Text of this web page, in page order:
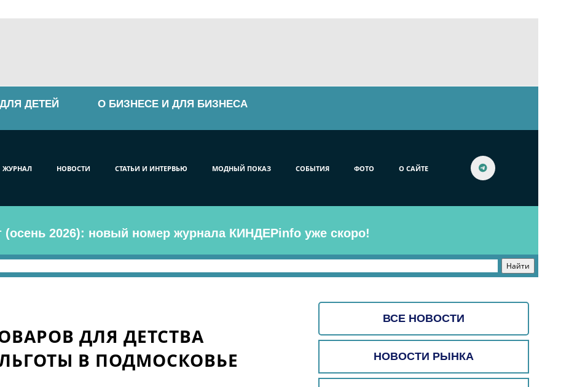
ДЕТЕЙ О БИЗНЕСЕ И ДЛЯ БИЗНЕСА
ЖУРНАЛ НОВОСТИ СТАТЬИ И ИНТЕРВЬЮ МОДНЫЙ ПОКАЗ СОБЫТИЯ ФОТО О САЙТЕ
(осень 2026): новый номер журнала КИНДЕРinfo уже скоро!
ВСЕ НОВОСТИ
НОВОСТИ РЫНКА
ДЛЯ ДЕТСТВА
В ПОДМОСКОВЬЕ